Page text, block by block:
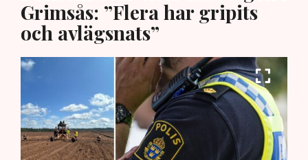
Grimsås: ”Flera har gripits
och avlägsnats”